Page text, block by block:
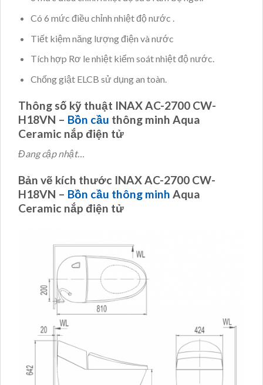
Có 6 mức điều chỉnh nhiệt độ nước .
Tiết kiệm năng lượng điện và nước
Tích hợp Rơ le nhiệt kiểm soát nhiệt độ nước.
Chống giật ELCB sử dụng an toàn.
Thông số kỹ thuật INAX AC-2700 CW-
H18VN – Bồn cầu thông minh Aqua
Ceramic nắp điện tử
Đang cập nhật…
Bản vẽ kích thước INAX AC-2700 CW-
H18VN – Bồn cầu thông minh Aqua
Ceramic nắp điện tử